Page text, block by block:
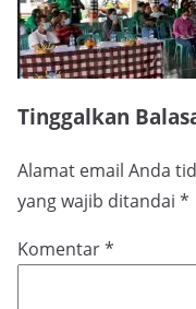
Tinggalkan
Alamat email Anda
yang wajib ditandai *
Komentar*